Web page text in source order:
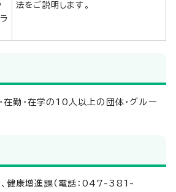
法をご説明します。
在勤・在学の10人以上の団体・グルー
健康増進課（電話：047-381-